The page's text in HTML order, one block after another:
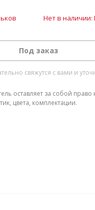
Нет в наличии:
Под заказ
свяжутся с вами и
оставляет за собой
цвета, комплектации.